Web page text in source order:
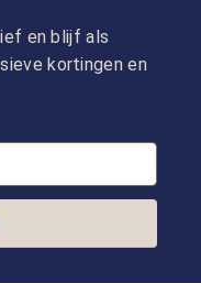
en blijf als
kortingen en